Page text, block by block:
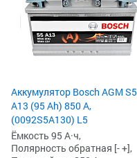
Аккумулятор Bosch AGM S5
А13 (95 Ah) 850 А,
(0092S5A130) L5
Ёмкость 95 А·ч,
Полярность обратная [- +],